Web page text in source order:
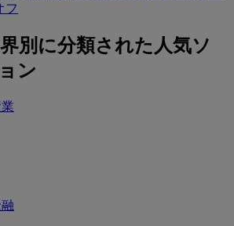
フ
別に分類された人気ソ
ン